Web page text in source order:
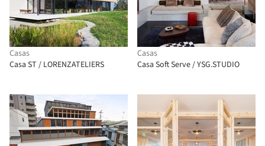
Casas
Casa ST / LORENZATELIERS
Casas
Casa Soft Serve / YSG.STUDIO